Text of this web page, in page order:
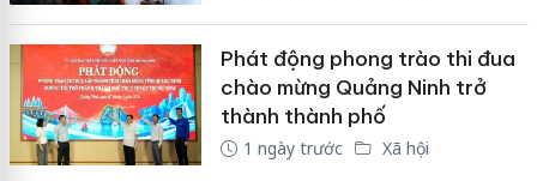
Phát động phong trào thi đua
chào mừng Quảng Ninh trở
thành thành phố
1 ngày trước Xã hội